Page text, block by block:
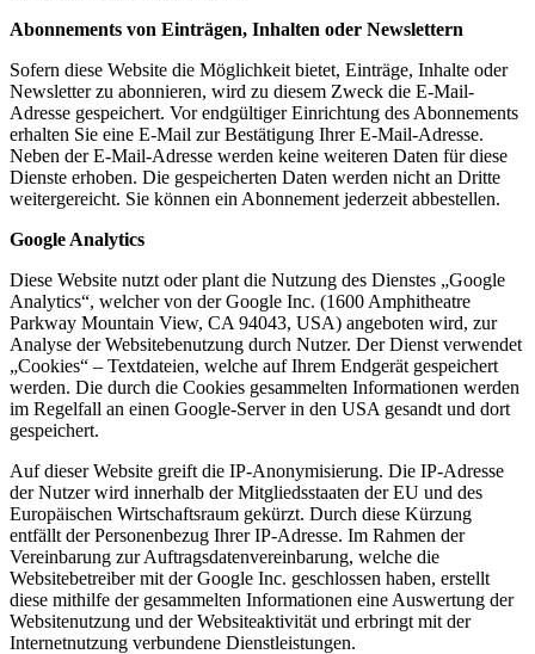
Abonnements von Einträgen, Inhalten oder Newslettern
Sofern diese Website die Möglichkeit bietet, Einträge, Inhalte oder
Newsletter zu abonnieren, wird zu diesem Zweck die E-Mail-
Adresse gespeichert. Vor endgültiger Einrichtung des Abonnements
erhalten Sie eine E-Mail zur Bestätigung Ihrer E-Mail-Adresse.
Neben der E-Mail-Adresse werden keine weiteren Daten für diese
Dienste erhoben. Die gespeicherten Daten werden nicht an Dritte
weitergereicht. Sie können ein Abonnement jederzeit abbestellen.
Google Analytics
Diese Website nutzt oder plant die Nutzung des Dienstes „Google
Analytics“, welcher von der Google Inc. (1600 Amphitheatre
Parkway Mountain View, CA 94043, USA) angeboten wird, zur
Analyse der Websitebenutzung durch Nutzer. Der Dienst verwendet
„Cookies“ – Textdateien, welche auf Ihrem Endgerät gespeichert
werden. Die durch die Cookies gesammelten Informationen werden
im Regelfall an einen Google-Server in den USA gesandt und dort
gespeichert.
Auf dieser Website greift die IP-Anonymisierung. Die IP-Adresse
der Nutzer wird innerhalb der Mitgliedsstaaten der EU und des
Europäischen Wirtschaftsraum gekürzt. Durch diese Kürzung
entfällt der Personenbezug Ihrer IP-Adresse. Im Rahmen der
Vereinbarung zur Auftragsdatenvereinbarung, welche die
Websitebetreiber mit der Google Inc. geschlossen haben, erstellt
diese mithilfe der gesammelten Informationen eine Auswertung der
Websitenutzung und der Websiteaktivität und erbringt mit der
Internetnutzung verbundene Dienstleistungen.